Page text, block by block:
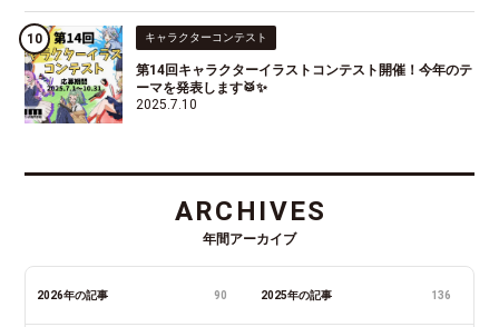
キャラクターコンテスト
第14回キャラクターイラストコンテスト開催！今年のテ
ーマを発表します🥁✨
2025.7.10
ARCHIVES
年間アーカイブ
2026年の記事 90 2025年の記事 136